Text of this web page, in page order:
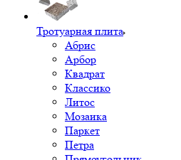
Тротуарная плита
Абрис
Арбор
Квадрат
Классико
Литос
Мозаика
Паркет
Петра